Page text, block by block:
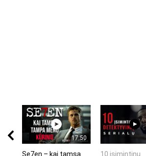
17:50
Se7en – kai tamsa
10 įsimintinų